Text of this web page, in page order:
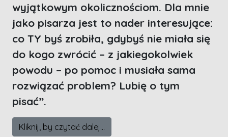
wyjątkowym okolicznościom. Dla mnie
jako pisarza jest to nader interesujące:
co TY byś zrobiła, gdybyś nie miała się
do kogo zwrócić – z jakiegokolwiek
powodu – po pomoc i musiała sama
rozwiązać problem? Lubię o tym
pisać”.
Kliknij, by czytać dalej...